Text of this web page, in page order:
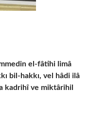
el-fâtihi limâ
bil-hakkı, vel hâdi ilâ
kadrihî ve miktârihil